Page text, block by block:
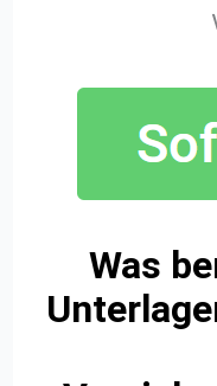
Was